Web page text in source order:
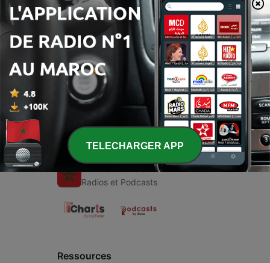
Épisodes
1 - G
02 nov. 2020
Radios et Podcasts
Ressources
TELECHARGER APP